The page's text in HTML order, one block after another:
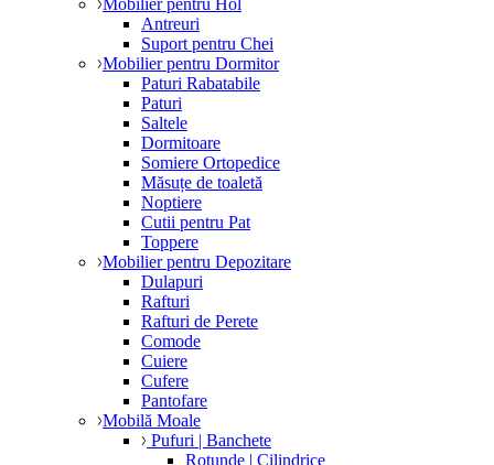
Mobilier pentru Hol
Antreuri
Suport pentru Chei
Mobilier pentru Dormitor
Paturi Rabatabile
Paturi
Saltele
Dormitoare
Somiere Ortopedice
Măsuțe de toaletă
Noptiere
Cutii pentru Pat
Toppere
Mobilier pentru Depozitare
Dulapuri
Rafturi
Rafturi de Perete
Comode
Cuiere
Cufere
Pantofare
Mobilă Moale
Pufuri | Banchete
Rotunde | Cilindrice